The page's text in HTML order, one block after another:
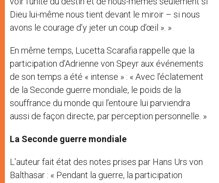
Dieu lui-même nous tient devant le miroir – si nous
avons le courage d’y jeter un coup d’œil ». »
En même temps, Lucetta Scarafia rappelle que la
participation d’Adrienne von Speyr aux événements
de son temps a été « intense » : « Avec l’éclatement
de la Seconde guerre mondiale, le poids de la
souffrance du monde qui l’entoure lui parviendra
aussi de façon directe, par perception personnelle. »
La Seconde guerre mondiale
L’auteur fait état des notes prises par Hans Urs von
Balthasar : « Pendant la guerre, la participation